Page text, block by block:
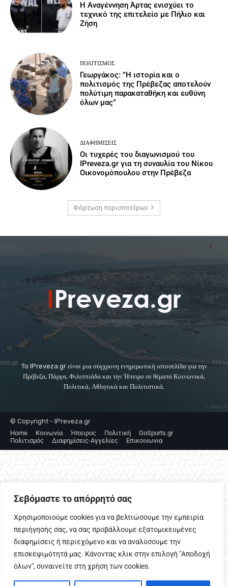
Σεβόμαστε το απόρρητό σας
Χρησιμοποιούμε cookies για να βελτιώσουμε την εμπειρία
περιήγησής σας, να σας προβάλλουμε εξατομικευμένες
διαφημίσεις ή περιεχόμενο και να αναλύσουμε την
επισκεψιμότητά μας. Κάνοντας κλικ στην επιλογή "Αποδοχή
όλων", συναινείτε στη χρήση των cookies.
Η Αναγέννηση Άρτας ενισχύει το
τεχνικό της επιτελείο με Πήλιο και
Ζήση
ΠΟΛΙΤΙΣΜΌΣ
Γεωργάκος: ”Η ιστορία και ο
πολιτισμός της Πρέβεζας αποτελούν
πολύτιμη παρακαταθήκη και ευθύνη
όλων μας”
ΔΙΑΦΗΜΊΣΕΙΣ
Οι τυχερές του διαγωνισμού του
IPreveza.gr για τη συναυλία του Νίκου
Οικονομόπουλου στην Πρέβεζα
Φόρτωση περισσοτέρων
To IPreveza.gr είναι μια σύγχρονη ενημερωτική ιστοσελίδα για την
Πρέβεζα, Πάργα, Φιλιππιάδα και την Ήπειρο σε θέματα Κοινωνικά,
Πολιτικά, Αθλητικά και Πολιτιστικά.
© Copyright - IPreveza.gr
Home
Κοινωνία Ήπειρος Πολιτική
GoSports.gr
Πολιτισμός
Διαφημίσεις-Αγγελίες Επικοινωνια